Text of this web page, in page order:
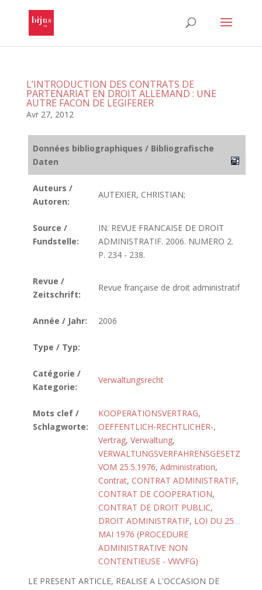
L’INTRODUCTION DES CONTRATS DE
PARTENARIAT EN DROIT ALLEMAND : UNE
AUTRE FACON DE LEGIFERER
Avr 27, 2012
Données bibliographiques / Bibliografische
Daten
Auteurs /
Autoren:
AUTEXIER, CHRISTIAN;
Source /
Fundstelle:
IN: REVUE FRANCAISE DE DROIT
ADMINISTRATIF. 2006. NUMERO 2.
P. 234 - 238.
Revue /
Zeitschrift:
Revue française de droit administratif
Année / Jahr: 2006
Type / Typ:
Catégorie /
Kategorie:
Verwaltungsrecht
Mots clef /
Schlagworte:
KOOPERATIONSVERTRAG,
OEFFENTLICH-RECHTLICHER-,
Vertrag, Verwaltung,
VERWALTUNGSVERFAHRENSGESETZ
VOM 25.5.1976, Administration,
Contrat, CONTRAT ADMINISTRATIF,
CONTRAT DE COOPERATION,
CONTRAT DE DROIT PUBLIC,
DROIT ADMINISTRATIF, LOI DU 25
MAI 1976 (PROCEDURE
ADMINISTRATIVE NON
CONTENTIEUSE - VWVFG)
LE PRESENT ARTICLE, REALISE A L'OCCASION DE